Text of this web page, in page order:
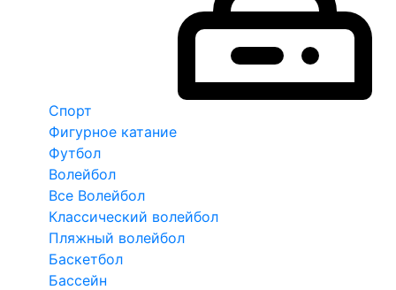
Спорт
Фигурное катание
Футбол
Волейбол
Все Волейбол
Классический волейбол
Пляжный волейбол
Баскетбол
Бассейн